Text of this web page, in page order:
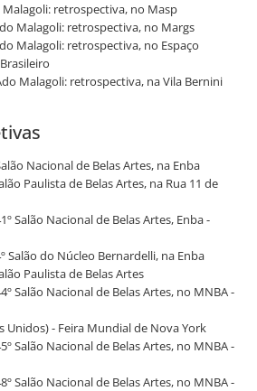
Malagoli: retrospectiva, no Masp
Malagoli: retrospectiva, no Margs
Malagoli: retrospectiva, no Espaço
Malagoli: retrospectiva, na Vila Bernini
Nacional de Belas Artes, na Enba
Paulista de Belas Artes, na Rua 11 de
Salão Nacional de Belas Artes, Enba -
Salão do Núcleo Bernardelli, na Enba
Paulista de Belas Artes
Salão Nacional de Belas Artes, no MNBA -
Unidos) - Feira Mundial de Nova York
Salão Nacional de Belas Artes, no MNBA -
Salão Nacional de Belas Artes, no MNBA -